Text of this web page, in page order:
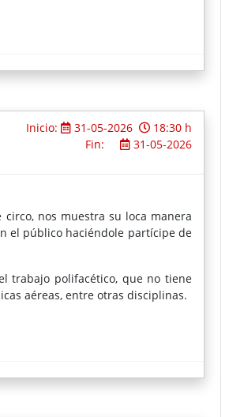
reconocer en él sus cicatrices y
Inicio: 31-05-2026
18:30 h
Fin:
31-05-2026
circo, nos muestra su loca manera
el público haciéndole partícipe de
trabajo polifacético, que no tiene
aéreas, entre otras disciplinas.